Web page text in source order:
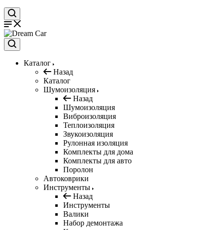
Каталог
Назад
Каталог
Шумоизоляция
Назад
Шумоизоляция
Виброизоляция
Теплоизоляция
Звукоизоляция
Рулонная изоляция
Комплекты для дома
Комплекты для авто
Поролон
Автоковрики
Инструменты
Назад
Инструменты
Валики
Набор демонтажа